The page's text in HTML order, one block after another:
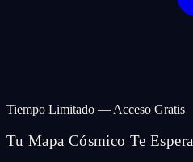
Tiempo Limitado — Acceso Gratis
Tu Mapa Cósmico Te Espera